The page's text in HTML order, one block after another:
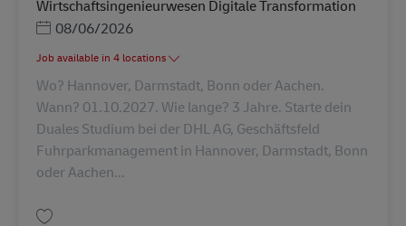
Wirtschaftsingenieurwesen Digitale Transformation
Posted Date
08/06/2026
Job available in 4 locations
Wo? Hannover, Darmstadt, Bonn oder Aachen.
Wann? 01.10.2027. Wie lange? 3 Jahre. Starte dein
Duales Studium bei der DHL AG, Geschäftsfeld
Fuhrparkmanagement in Hannover, Darmstadt, Bonn
oder Aachen...